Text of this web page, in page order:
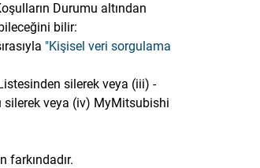
Durumu altından
bilir:
"Kişisel veri sorgulama
silerek veya (iii) -
silerek veya (iv) MyMitsubishi
farkındadır.